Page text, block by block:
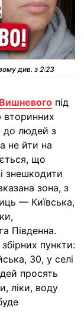
див. з 2:23
під
вторинних
до людей з
не йти на
що
знешкодити
зона, з
— Київська,
Південна.
пункти:
30, у селі
просять
ліки, воду